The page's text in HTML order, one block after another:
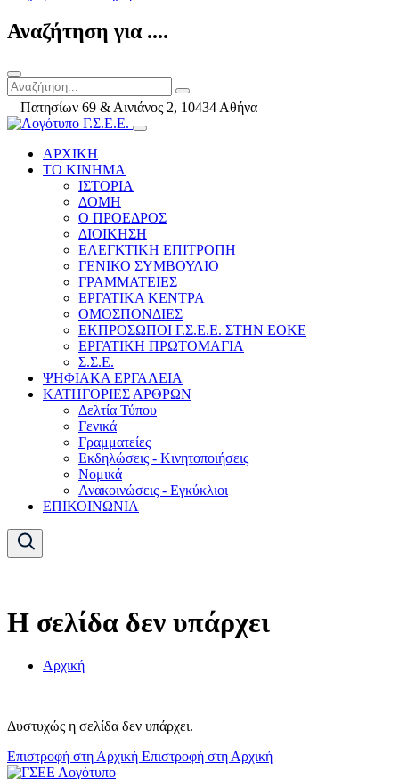
Αναζήτηση για ....
Πατησίων 69 & Αινιάνος 2, 10434 Αθήνα
ΑΡΧΙΚΗ
ΤΟ ΚΙΝΗΜΑ
ΙΣΤΟΡΙΑ
ΔΟΜΗ
Ο ΠΡΟΕΔΡΟΣ
ΔΙΟΙΚΗΣΗ
ΕΛΕΓΚΤΙΚΗ ΕΠΙΤΡΟΠΗ
ΓΕΝΙΚΟ ΣΥΜΒΟΥΛΙΟ
ΓΡΑΜΜΑΤΕΙΕΣ
ΕΡΓΑΤΙΚΑ ΚΕΝΤΡΑ
ΟΜΟΣΠΟΝΔΙΕΣ
ΕΚΠΡΟΣΩΠΟΙ Γ.Σ.Ε.Ε. ΣΤΗΝ ΕΟΚΕ
ΕΡΓΑΤΙΚΗ ΠΡΩΤΟΜΑΓΙΑ
Σ.Σ.Ε.
ΨΗΦΙΑΚΑ ΕΡΓΑΛΕΙΑ
ΚΑΤΗΓΟΡΙΕΣ ΑΡΘΡΩΝ
Δελτία Τύπου
Γενικά
Γραμματείες
Εκδηλώσεις - Κινητοποιήσεις
Νομικά
Ανακοινώσεις - Εγκύκλιοι
ΕΠΙΚΟΙΝΩΝΙΑ
Η σελίδα δεν υπάρχει
Αρχική
Δυστυχώς η σελίδα δεν υπάρχει.
Επιστροφή στη Αρχική Επιστροφή στη Αρχική